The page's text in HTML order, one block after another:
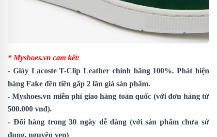
* Myshoes.vn cam kết:
- Giày Lacoste T-Clip Leather chính hãng 100%. Phát hiện
hàng Fake đền tiền gấp 2 lần giá sản phẩm.
- Myshoes.vn miễn phí giao hàng toàn quốc (với đơn hàng từ
500.000 vnđ).
- Đổi hàng trong 30 ngày dễ dàng (với sản phẩm chưa sử
dụng, nguyên vẹn)